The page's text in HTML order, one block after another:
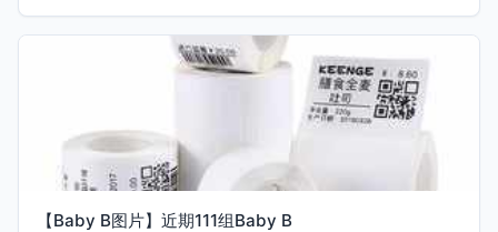
【Baby B图片】近期111组Baby B